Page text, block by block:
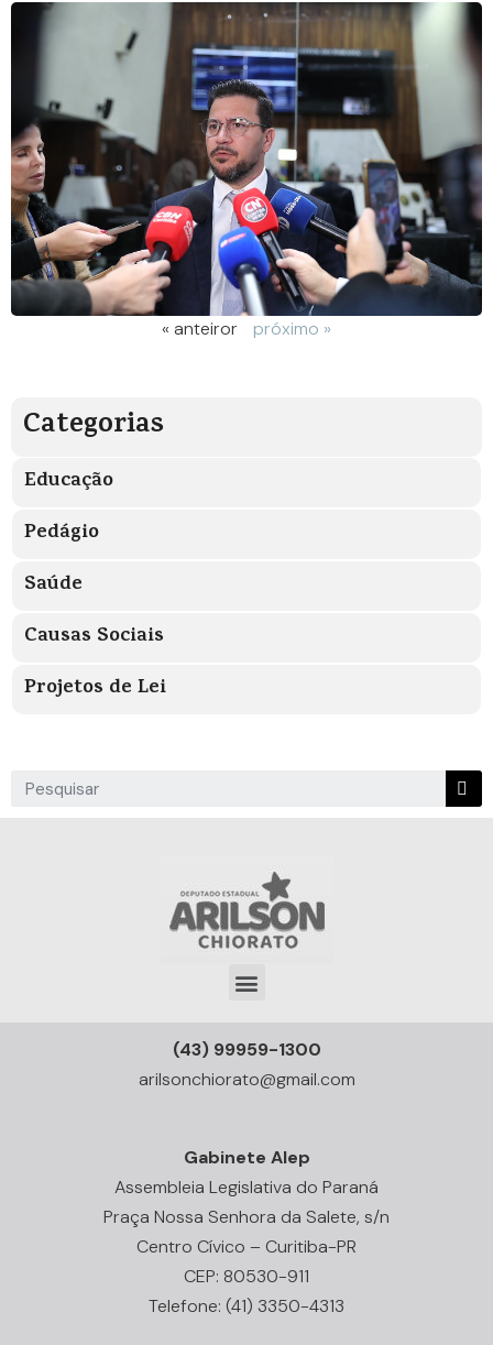
« anteiror próximo »
Categorias
Educação
Pedágio
Saúde
Causas Sociais
Projetos de Lei
(43) 99959-1300
arilsonchiorato@gmail.com
Gabinete Alep
Assembleia Legislativa do Paraná
Praça Nossa Senhora da Salete, s/n
Centro Cívico – Curitiba-PR
CEP: 80530-911
Telefone: (41) 3350-4313